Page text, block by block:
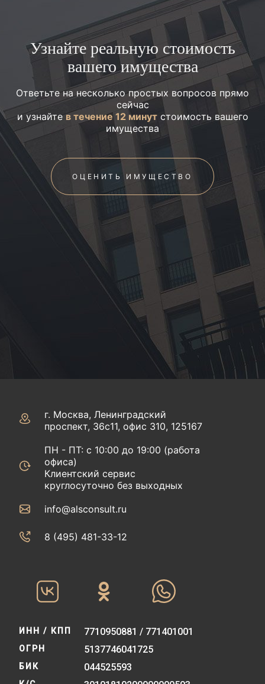
Узнайте реальную стоимость
вашего имущества
Ответьте на несколько простых вопросов прямо
сейчас
и узнайтев течение 12 минутстоимость вашего
имущества
ОЦЕНИТЬ ИМУЩЕСТВО
г. Москва, Ленинградский
проспект, 36с11, офис 310, 125167
ПН - ПТ: с 10:00 до 19:00 (работа
офиса)
Клиентский сервис
круглосуточно без выходных
info@alsconsult.ru
8 (495) 481-33-12‬‬
ИНН / КПП 7710950881 / 771401001
ОГРН 5137746041725
БИК 044525593